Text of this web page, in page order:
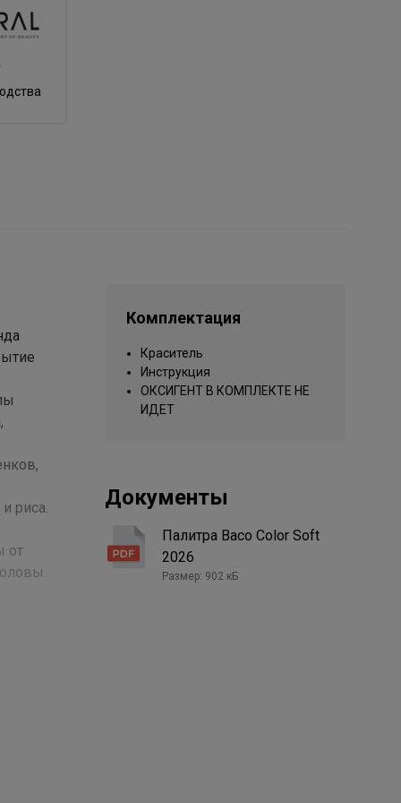
риса.
от
в
Комплектация
Краситель
Инструкция
ОКСИГЕНТ В КОМПЛЕКТЕ НЕ
ИДЕТ
Документы
Палитра Baco Color Soft
2026
Размер: 902 кБ